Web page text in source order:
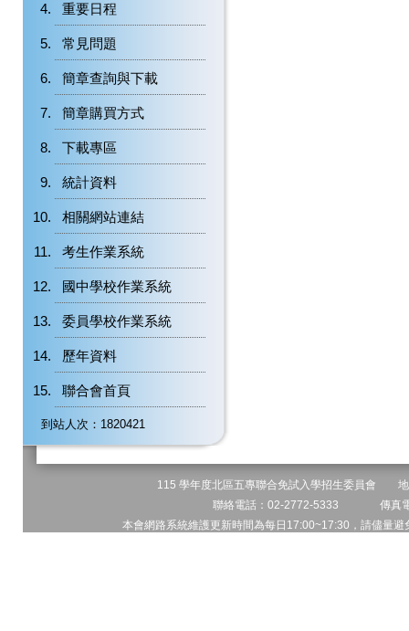
重要日程
常見問題
簡章查詢與下載
簡章購買方式
下載專區
統計資料
相關網站連結
考生作業系統
國中學校作業系統
委員學校作業系統
歷年資料
聯合會首頁
到站人次：1820421
115 學年度北區五專聯合免試入學招生委員會 地
聯絡電話：02-2772-5333 傳真
本會網路系統維護更新時間為每日17:00~17:30，請儘量